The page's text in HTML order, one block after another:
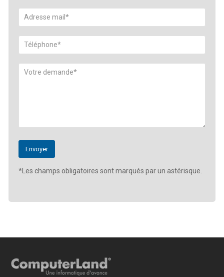
*Les champs obligatoires sont marqués par un astérisque.